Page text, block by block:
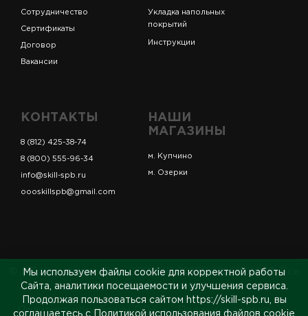
Сотрудничество
Сертификаты
Договор
Вакансии
Укладка напольных
покрытий
Инструкции
КОНТАКТЫ
8 (812) 425-38-74
8 (800) 555-96-34
info@skill-spb.ru
oooskillspb@gmail.com
НАШИ
МАГАЗИНЫ
м. Купчино
м. Озерки
© ИП Коновалов Д.А., ОГРНИП 325784700361023. Все
права защищены.
Политика обработки ПДн Политика cookies
Мы используем файлы cookie для корректной работы
Сайта, аналитики посещаемости и улучшения сервиса.
Продолжая пользоваться сайтом https://skill-spb.ru, вы
соглашаетесь с
Политикой использования файлов cookie